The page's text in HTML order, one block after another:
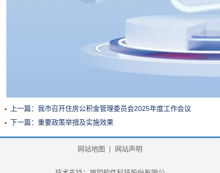
上一篇：我市召开住房公积金管理委员会2025年度工作会议
下一篇：重要政策举措及实施效果
网站地图 | 网站声明